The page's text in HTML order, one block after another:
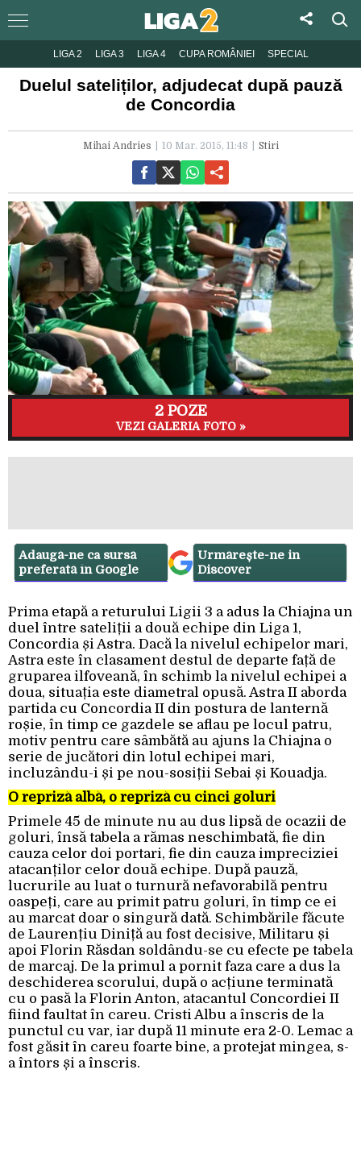
LIGA 2 LIGA 3 LIGA 4 CUPA ROMÂNIEI SPECIAL
Duelul sateliților, adjudecat după pauză
de Concordia
Mihai Andries 10 Mar. 2015, 11:48 Stiri
2 POZE
VEZI GALERIA FOTO »
Adaugă-ne ca sursă
preferată în Google
Urmărește-ne in
Discover
Prima etapă a returului Ligii 3 a adus la Chiajna un
duel între sateliții a două echipe din Liga 1,
Concordia și Astra. Dacă la nivelul echipelor mari,
Astra este în clasament destul de departe față de
gruparea ilfoveană, în schimb la nivelul echipei a
doua, situația este diametral opusă. Astra II aborda
partida cu Concordia II din postura de lanternă
roșie, în timp ce gazdele se aflau pe locul patru,
motiv pentru care sâmbătă au ajuns la Chiajna o
serie de jucători din lotul echipei mari,
incluzându-i și pe nou-sosiții Sebai și Kouadja.
O repriză albă, o repriză cu cinci goluri
Primele 45 de minute nu au dus lipsă de ocazii de
goluri, însă tabela a rămas neschimbată, fie din
cauza celor doi portari, fie din cauza impreciziei
atacanților celor două echipe. După pauză,
lucrurile au luat o turnură nefavorabilă pentru
oaspeți, care au primit patru goluri, în timp ce ei
au marcat doar o singură dată. Schimbările făcute
de Laurențiu Diniță au fost decisive, Militaru și
apoi Florin Răsdan soldându-se cu efecte pe tabela
de marcaj. De la primul a pornit faza care a dus la
deschiderea scorului, după o acțiune terminată
cu o pasă la Florin Anton, atacantul Concordiei II
fiind faultat în careu. Cristi Albu a înscris de la
punctul cu var, iar după 11 minute era 2-0. Lemac a
fost găsit în careu foarte bine, a protejat mingea, s-
a întors și a înscris.